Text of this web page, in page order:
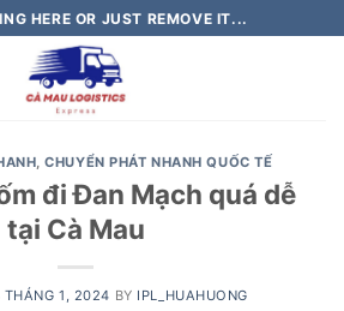
HERE OR JUST REMOVE IT...
,CHUYỂN PHÁT NHANH QUỐC TẾ
đi Đan Mạch quá dễ
tại Cà Mau
THÁNG 1, 2024 BY IPL_HUAHUONG